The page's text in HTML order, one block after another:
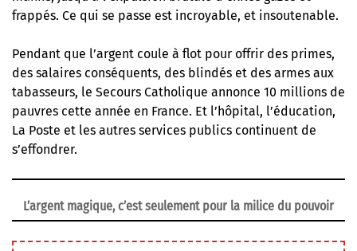
frappés. Ce qui se passe est incroyable, et insoutenable.
Pendant que l’argent coule à flot pour offrir des primes,
des salaires conséquents, des blindés et des armes aux
tabasseurs, le Secours Catholique annonce 10 millions de
pauvres cette année en France. Et l’hôpital, l’éducation,
La Poste et les autres services publics continuent de
s’effondrer.
L’argent magique, c’est seulement pour la milice du pouvoir